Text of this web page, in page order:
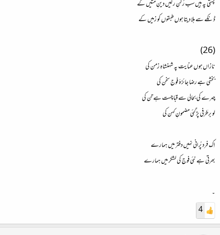
پُشتی پہ ہیں سب رُکنِ رکیں دینِ متیں کے
ڈنکے سے ہلا دیتا ہوں طبقوں کو زمیں کے
(26)
نازاں ہوں عنایت پہ شہنشاہِ زمن کی
بخشی ہے رضا جائزۂ فوج سخن کی
چہرے کی بحالی سے قبا چست ہے تن کی
لو برطَرَفی پڑ گئی مضمونِ کہن کی
اِک فرد پُرانی نہیں دفتر میں ہمارے
بھرتی ہے نئی فوج کی لشکر میں ہمارے
۔
4